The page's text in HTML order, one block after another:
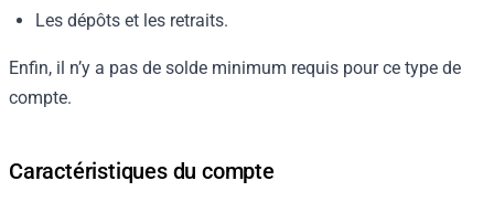
Les dépôts et les retraits.
Enfin, il n’y a pas de solde minimum requis pour ce type de
compte.
Caractéristiques du compte